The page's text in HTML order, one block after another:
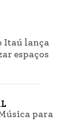
Itaú lança
espaços
para